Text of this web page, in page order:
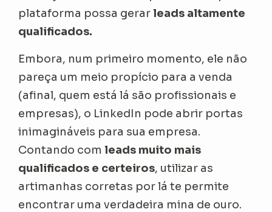
plataforma possa gerarleads altamente
qualificados.
Embora, num primeiro momento, ele não
pareça um meio propício para a venda
(afinal, quem está lá são profissionais e
empresas), o LinkedIn pode abrir portas
inimagináveis para sua empresa.
Contando com leads muito mais
qualificados e certeiros, utilizar as
artimanhas corretas por lá te permite
encontrar uma verdadeira mina de ouro.